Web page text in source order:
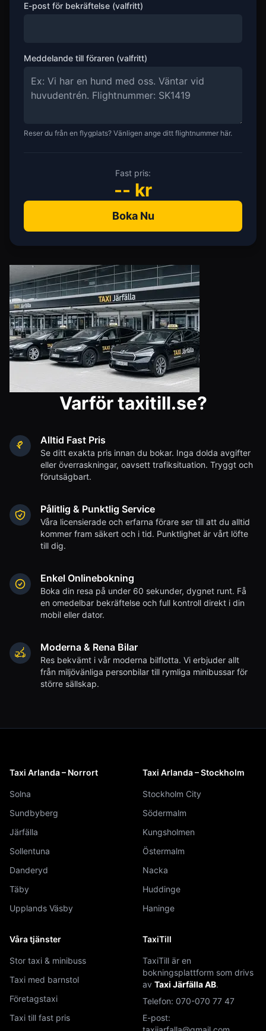
E-post för bekräftelse (valfritt)
Meddelande till föraren (valfritt)
Reser du från en flygplats? Vänligen ange ditt flightnummer här.
Fast pris:
-- kr
Boka Nu
Varför taxitill.se?
Alltid Fast Pris
Se ditt exakta pris innan du bokar. Inga dolda avgifter
eller överraskningar, oavsett trafiksituation. Tryggt och
förutsägbart.
Pålitlig & Punktlig Service
Våra licensierade och erfarna förare ser till att du alltid
kommer fram säkert och i tid. Punktlighet är vårt löfte
till dig.
Enkel Onlinebokning
Boka din resa på under 60 sekunder, dygnet runt. Få
en omedelbar bekräftelse och full kontroll direkt i din
mobil eller dator.
Moderna & Rena Bilar
Res bekvämt i vår moderna bilflotta. Vi erbjuder allt
från miljövänliga personbilar till rymliga minibussar för
större sällskap.
Taxi Arlanda – Norrort
Solna
Sundbyberg
Järfälla
Sollentuna
Danderyd
Täby
Upplands Väsby
Taxi Arlanda – Stockholm
Stockholm City
Södermalm
Kungsholmen
Östermalm
Nacka
Huddinge
Haninge
Våra tjänster
Stor taxi & minibuss
Taxi med barnstol
Företagstaxi
Taxi till fast pris
TaxiTill
TaxiTill är en
bokningsplattform som drivs
av Taxi Järfälla AB.
Telefon: 070-070 77 47
E-post: